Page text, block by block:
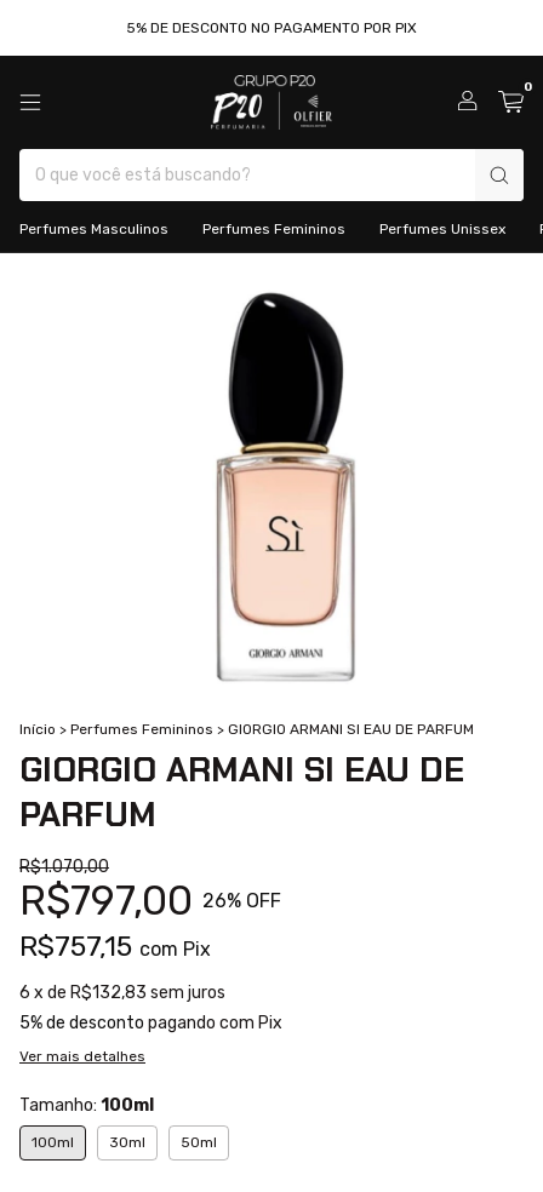
5% DE DESCONTO NO PAGAMENTO POR PIX
0
Perfumes Masculinos Perfumes Femininos Perfumes Unissex
Início > Perfumes Femininos > GIORGIO ARMANI SI EAU DE PARFUM
GIORGIO ARMANI SI EAU DE
PARFUM
R$1.070,00
R$797,00 26% OFF
R$757,15 com Pix
6 x de R$132,83 sem juros
5% de desconto pagando com Pix
Ver mais detalhes
Tamanho: 100ml
100ml 30ml 50ml